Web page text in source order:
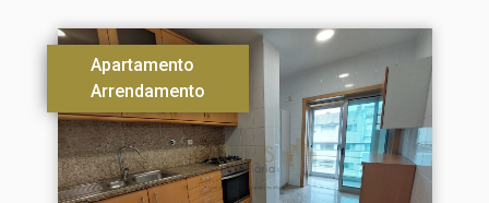
Apartamento
Arrendamento